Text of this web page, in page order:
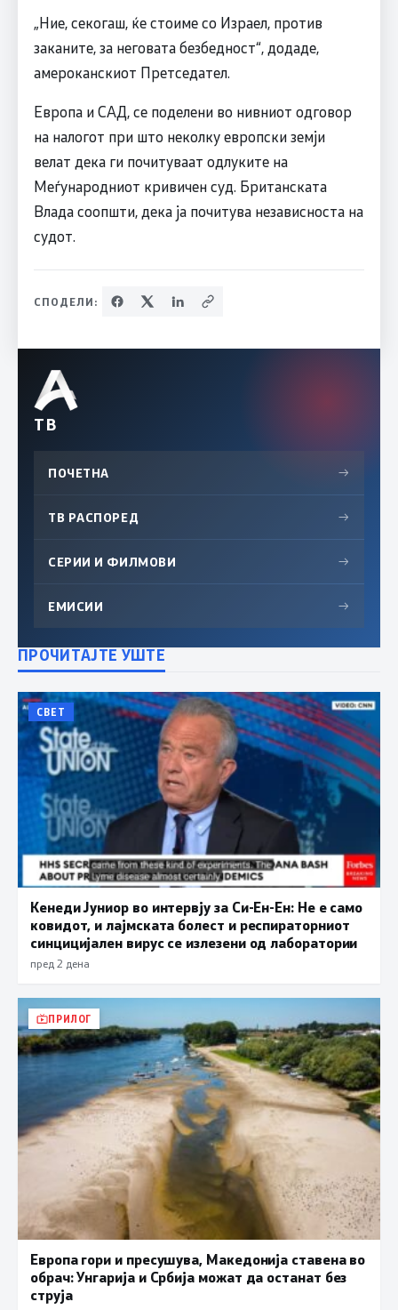
„Ние, секогаш, ќе стоиме со Израел, против
заканите, за неговата безбедност“, додаде,
амероканскиот Претседател.
Европа и САД, се поделени во нивниот одговор
на налогот при што неколку европски земји
велат дека ги почитуваат одлуките на
Меѓународниот кривичен суд. Британската
Влада соопшти, дека ја почитува независноста на
судот.
СПОДЕЛИ:
ТВ
ПОЧЕТНА →
ТВ РАСПОРЕД →
СЕРИИ И ФИЛМОВИ →
ЕМИСИИ →
ПРОЧИТАЈТЕ УШТЕ
СВЕТ
Кенеди Јуниор во интервју за Си-Ен-Ен: Не е само
ковидот, и лајмската болест и респираторниот
синцицијален вирус се излезени од лаборатории
пред 2 дена
ПРИЛОГ
Европа гори и пресушува, Македонија ставена во
обрач: Унгарија и Србија можат да останат без
струја